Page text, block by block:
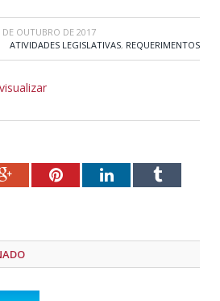
DE OUTUBRO DE 2017
ATIVIDADES LEGISLATIVAS, REQUERIMENTOS
Google+PinterestLinkedInTumblr